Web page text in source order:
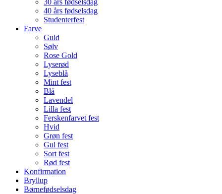
30 års fødselsdag
40 års fødselsdag
Studenterfest
Farve
Guld
Sølv
Rose Gold
Lyserød
Lyseblå
Mint fest
Blå
Lavendel
Lilla fest
Ferskenfarvet fest
Hvid
Grøn fest
Gul fest
Sort fest
Rød fest
Konfirmation
Bryllup
Børnefødselsdag